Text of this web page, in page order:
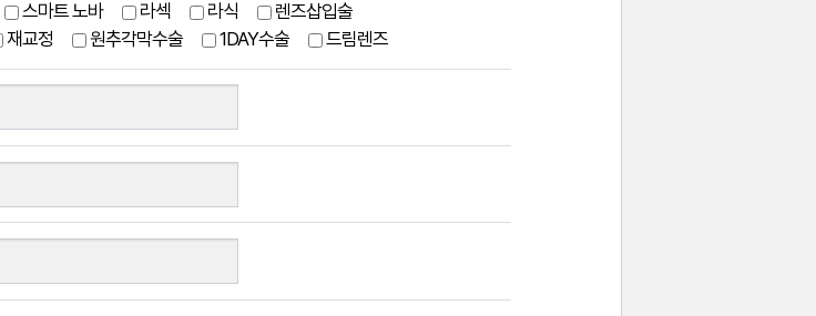
스마트 노바 라섹 라식
렌즈삽입술
재교정 원추각막수술 1DAY수술 드림렌즈